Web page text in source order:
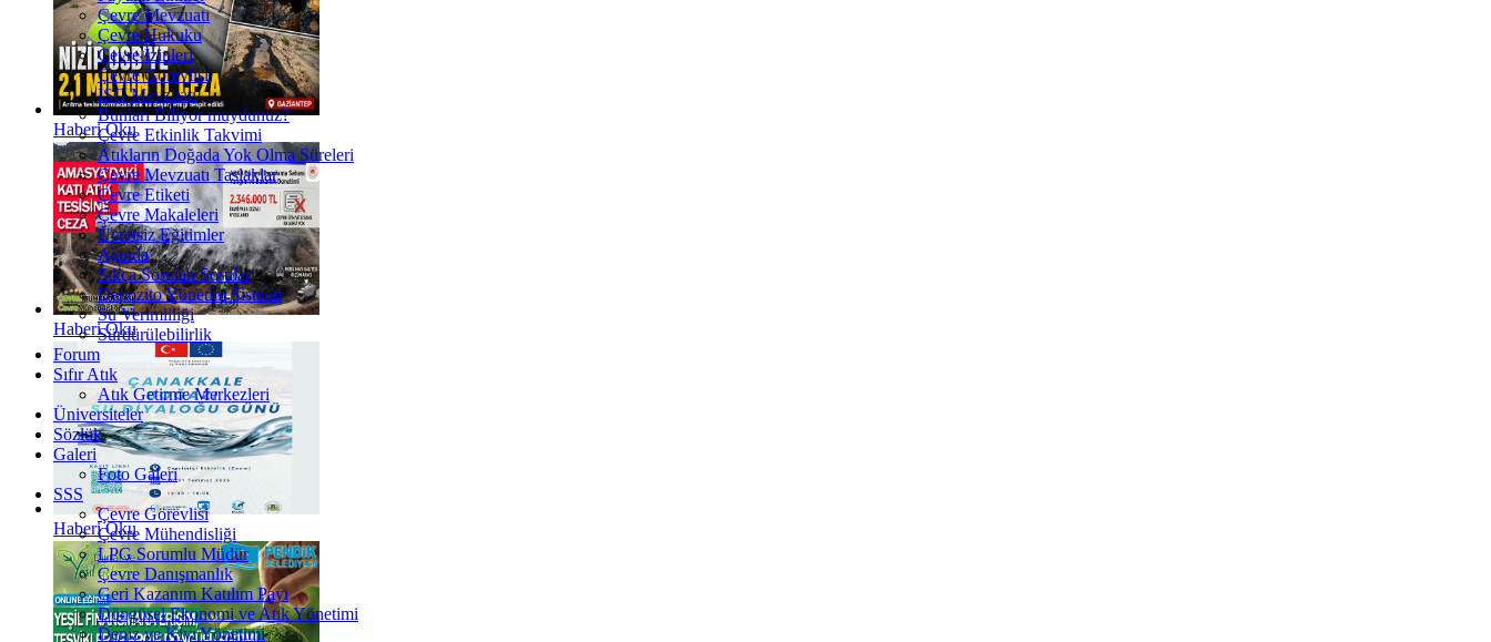
Haberi Oku
Haberi Oku
Haberi Oku
Çevre Mevzuatı
Çevre Hukuku
Çevre İzinleri
Çevre Görevlisi
İSG Mevzuatı
Bunları Biliyor muydunuz?
Çevre Etkinlik Takvimi
Atıkların Doğada Yok Olma Süreleri
Çevre Mevzuatı Taslaklar
Çevre Etiketi
Çevre Makaleleri
Ücretsiz Eğitimler
Ajanda
Sıkça Sorulan Sorular
Depozito Yönetim Sistemi
Su Verimliliği
Sürdürülebilirlik
Forum
Sıfır Atık
Atık Getirme Merkezleri
Üniversiteler
Sözlük
Galeri
Foto Galeri
SSS
Çevre Görevlisi
Çevre Mühendisliği
LPG Sorumlu Müdür
Çevre Danışmanlık
Geri Kazanım Katılım Payı
Döngüsel Ekonomi ve Atık Yönetimi
Deniz ve Kıyı Yönetimi